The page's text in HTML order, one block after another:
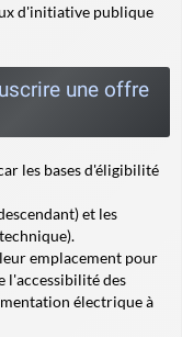
d'initiative publique
une offre
les bases d'éligibilité
et les
emplacement pour
l'accessibilité des
électrique à